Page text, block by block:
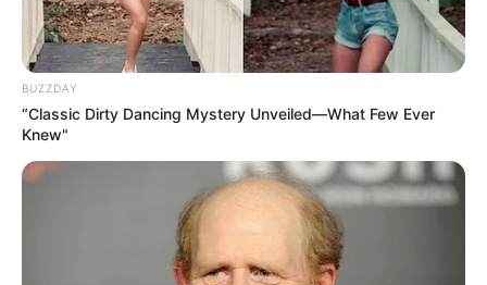
ബാങ്കിംഗ് പ്രോത്സാഹിപ്പിക്കുക എന്ന ലക്ഷ്യവും
സര്‍ക്കാര്‍ തീരുമാനത്തിന് പിന്നിലുണ്ട്.
BUZZDAY
“Classic Dirty Dancing Mystery Unveiled—What Few Ever
Knew"